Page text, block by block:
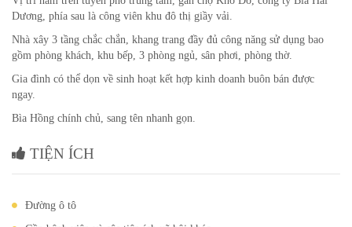
Dương, phía sau là công viên khu đô thị giầy vải.
Nhà xây 3 tầng chắc chắn, khang trang đầy đủ công năng sử dụng bao
gồm phòng khách, khu bếp, 3 phòng ngủ, sân phơi, phòng thờ.
Gia đình có thể dọn về sinh hoạt kết hợp kinh doanh buôn bán được
ngay.
Bìa Hồng chính chủ, sang tên nhanh gọn.
TIỆN ÍCH
Đường ô tô